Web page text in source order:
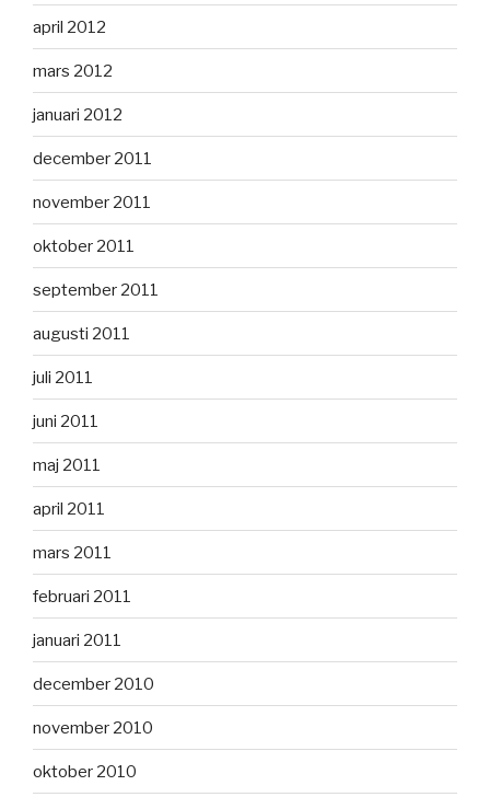
april 2012
mars 2012
januari 2012
december 2011
november 2011
oktober 2011
september 2011
augusti 2011
juli 2011
juni 2011
maj 2011
april 2011
mars 2011
februari 2011
januari 2011
december 2010
november 2010
oktober 2010